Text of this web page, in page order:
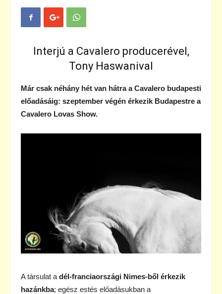
Interjú a Cavalero producerével,
Tony Haswanival
Már csak néhány hét van hátra a Cavalero budapesti
előadásáig: szeptember végén érkezik Budapestre a
Cavalero Lovas Show.
A társulat a dél-franciaországi Nimes-ből érkezik
hazánkba; egész estés előadásukban a